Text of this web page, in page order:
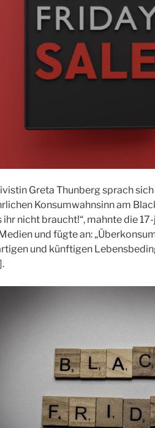
Greta Thunberg sprach
Konsumwahnsinn am
ihr nicht braucht!“, mahnte die
und fügte an:
und künftigen